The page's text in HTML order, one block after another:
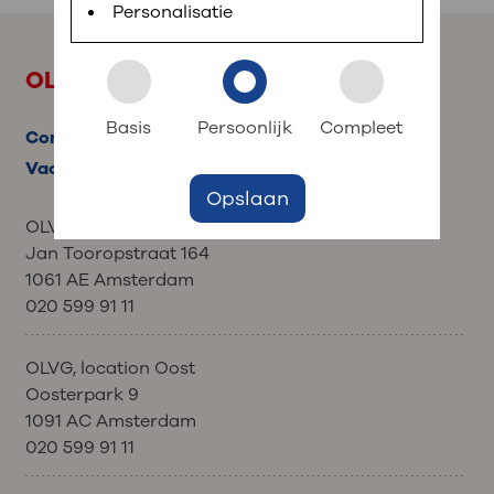
: to your dossier
Login to MijnOLVG
planned appointments, view test results and ask
short questions.
OLVG. Better in Amsterdam
Contact
Vacancies
OLVG, location West
Jan Tooropstraat 164
1061 AE Amsterdam
020 599 91 11
OLVG, location Oost
Oosterpark 9
1091 AC Amsterdam
020 599 91 11
Personalisatie
Basis Persoonlijk Compleet
Opslaan